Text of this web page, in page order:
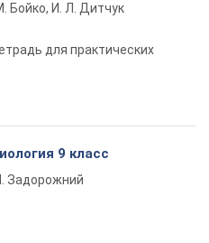
Бойко, И. Л. Дитчук
для практических
9 класс
Задорожний